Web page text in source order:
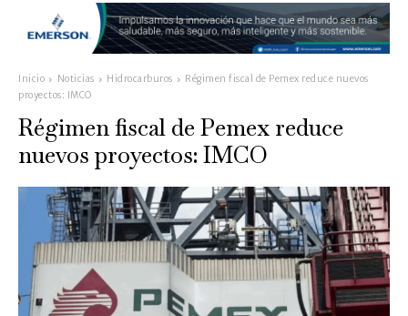
Inicio Noticias Hidrocarburos
Régimen fiscal de Pemex reduce nuevos
proyectos: IMCO
Régimen fiscal de Pemex reduce
nuevos proyectos: IMCO